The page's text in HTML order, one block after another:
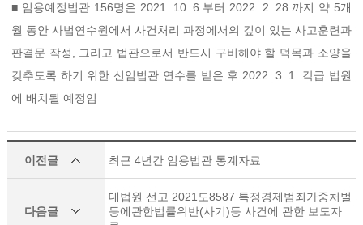
■ 임용예정법관 156명은 2021. 10. 6.부터 2022. 2. 28.까지 약 5개
월 동안 사법연수원에서 사건처리 과정에서의 깊이 있는 사고훈련과
판결문 작성, 그리고 법관으로서 반드시 구비해야 할 덕목과 소양을
갖추도록 하기 위한 신임법관 연수를 받은 후 2022. 3. 1. 각급 법원
에 배치될 예정임
이전글 최근 4년간 임용법관 통계자료
다음글
대법원 선고 2021도8587 특정경제범죄가중처벌
등에관한법률위반(사기)등 사건에 관한 보도자